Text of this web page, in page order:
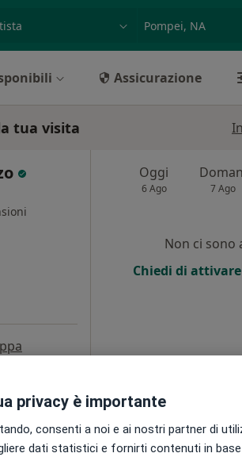
Assicurazione
tua visita
Oggi
6 Ago 7 Ago
Non ci sono
Chiedi di
privacy è importante
consenti a noi e ai nostri partner di
dati statistici e fornirti contenuti in base